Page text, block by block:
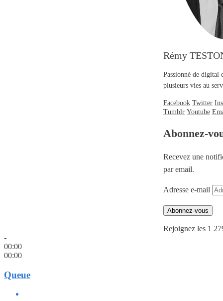
Rémy
Passionné de digital
plusieurs vies au
Facebook Twitter
Tumblr Youtube
Abonnez-
Recevez une
par email.
Adresse e-mail
Abonnez-vous
Rejoignez les 1
-
00:00
00:00
Queue